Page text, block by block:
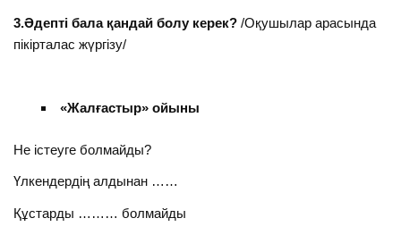
3.Әдепті бала қандай болу керек?/Оқушылар арасында
пікірталас жүргізу/
«Жалғастыр» ойыны
Не істеуге болмайды?
Үлкендердің алдынан ……
Құстарды ……… болмайды